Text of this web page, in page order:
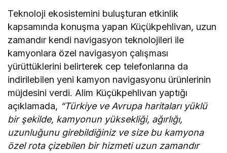
Teknoloji ekosistemini buluşturan etkinlik
kapsamında konuşma yapan Küçükpehlivan, uzun
zamandır kendi navigasyon teknolojileri ile
kamyonlara özel navigasyon çalışması
yürüttüklerini belirterek cep telefonlarına da
indirilebilen yeni kamyon navigasyonu ürünlerinin
müjdesini verdi. Alim Küçükpehlivan yaptığı
açıklamada, “Türkiye ve Avrupa haritaları yüklü
bir şekilde, kamyonun yüksekliği, ağırlığı,
uzunluğunu girebildiğiniz ve size bu kamyona
özel rota çizebilen bir hizmeti uzun zamandır